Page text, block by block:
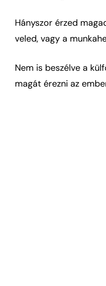
Hányszor érzed
veled, vagy a
Nem is beszélve a
magát érezni az